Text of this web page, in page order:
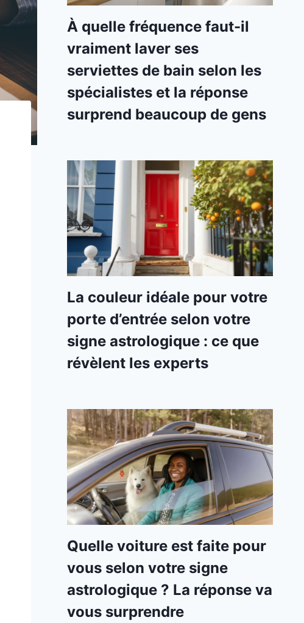
À quelle fréquence faut-il
vraiment laver ses
serviettes de bain selon les
spécialistes et la réponse
surprend beaucoup de gens
La couleur idéale pour votre
porte d’entrée selon votre
signe astrologique : ce que
révèlent les experts
Quelle voiture est faite pour
vous selon votre signe
astrologique ? La réponse va
vous surprendre